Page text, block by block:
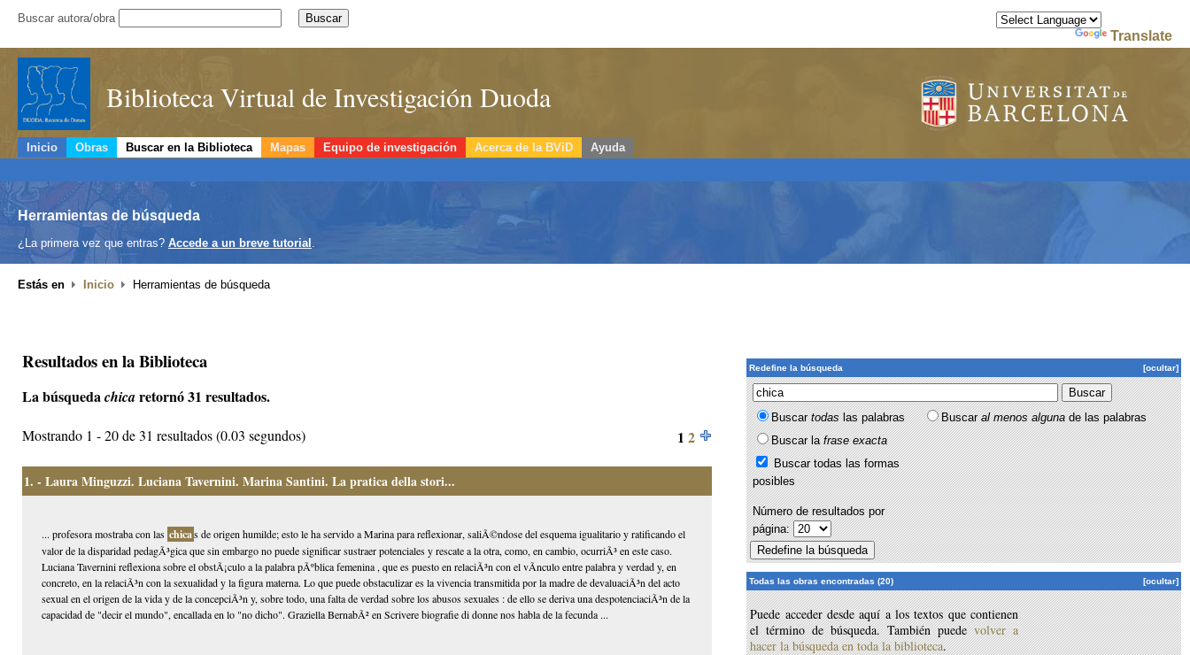
Translate
Buscar autora/obra
Biblioteca Virtual de Investigación Duoda
Inicio Obras Buscar en la Biblioteca Mapas Equipo de investigación Acerca de la BViD Ayuda
Herramientas de búsqueda
¿La primera vez que entras? Accede a un breve tutorial .
Estás en Inicio Herramientas de búsqueda
Resultados en la Biblioteca
La búsquedachicaretornó 31 resultados.
Mostrando 1 - 20 de 31 resultados (0.03 segundos) 1 2
1. - Laura Minguzzi. Luciana Tavernini. Marina Santini. La pratica della stori...
... profesora mostraba con las chicas de origen humilde; esto le ha servido a Marina para reflexionar, saliÃ©ndose del esquema igualitario y ratificando el
valor de la disparidad pedagÃ³gica que sin embargo no puede significar sustraer potenciales y rescate a la otra, como, en cambio, ocurriÃ³ en este caso.
Luciana Tavernini reflexiona sobre el obstÃ¡culo a la palabra pÃºblica femenina , que es puesto en relaciÃ³n con el vÃ­nculo entre palabra y verdad y, en
concreto, en la relaciÃ³n con la sexualidad y la figura materna. Lo que puede obstaculizar es la vivencia transmitida por la madre de devaluaciÃ³n del acto
sexual en el origen de la vida y de la concepciÃ³n y, sobre todo, una falta de verdad sobre los abusos sexuales : de ello se deriva una despotenciaciÃ³n de la
capacidad de "decir el mundo", encallada en lo "no dicho". Graziella BernabÃ² en Scrivere biografie di donne nos habla de la fecunda ...
[ocultar]
Redefine la búsqueda
Buscartodaslas palabras Buscaral menos algunade las palabras
Buscar lafrase exacta
Buscar todas las formas
posibles
Número de resultados por
página:
[ocultar]
Todas las obras encontradas (20)
Puede acceder desde aquí a los textos que contienen
el término de búsqueda. También puedevolver a
hacer la búsqueda en toda la biblioteca.